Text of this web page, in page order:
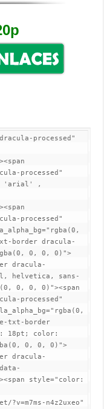
processed"
processed"
'arial' ,
processed"
border dracula-
0, 0, 0)">
dracula-
helvetica, sans-
0, 0, 0)"><span
processed"
txt-border
18pt; color:
0, 0, 0)">
dracula-
style="color:
n4z2uxeo"